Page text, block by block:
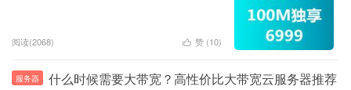
阅读(2068)  赞 (10)
服务器 什么时候需要大带宽？高性价比大带宽云服务器推荐